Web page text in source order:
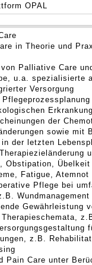
OPAL
in Theorie und
Palliative Care
u.a. spezialisierte
Versorgung
der
sowie mit
der letzten
Obstipation, Übelkeit
Fatigue, Atemnot
Pflege bei
Wundmanagement
Gewährleistung
z.B.
Pain Care unter